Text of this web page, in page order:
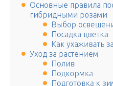
Основные правила
гибридными розами
Выбор
Посадка цветка
Как ухаживать
Уход за растением
Полив
Подкормка
Подготовка к